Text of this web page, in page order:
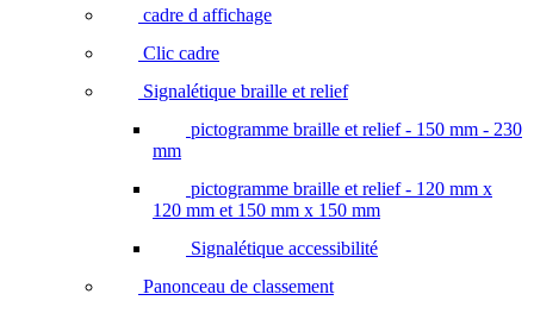
cadre d affichage
Clic cadre
Signalétique braille et relief
pictogramme braille et relief - 150 mm - 230
mm
pictogramme braille et relief - 120 mm x
120 mm et 150 mm x 150 mm
Signalétique accessibilité
Panonceau de classement